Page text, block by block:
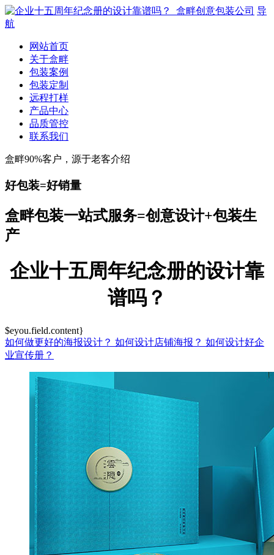
导
航
网站首页
关于盒畔
包装案例
包装定制
远程打样
产品中心
品质管控
联系我们
盒畔90%客户，源于老客介绍
好包装=好销量
盒畔包装一站式服务=创意设计+包装生
产
企业十五周年纪念册的设计靠
谱吗？
$eyou.field.content}
如何做更好的海报设计？ 如何设计店铺海报？ 如何设计好企
业宣传册？